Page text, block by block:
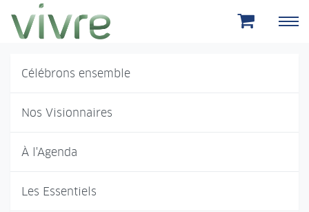
Aller au menu principal
Aller au contenu principal
Célébrons ensemble
Nos Visionnaires
À l'Agenda
Les Essentiels